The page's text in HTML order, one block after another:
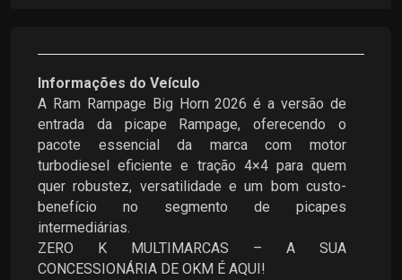
Informações do Veículo
A Ram Rampage Big Horn 2026 é a versão de
entrada da picape Rampage, oferecendo o
pacote essencial da marca com motor
turbodiesel eficiente e tração 4×4 para quem
quer robustez, versatilidade e um bom custo-
benefício no segmento de picapes
intermediárias.
ZERO K MULTIMARCAS – A SUA
CONCESSIONÁRIA DE OKM É AQUI!